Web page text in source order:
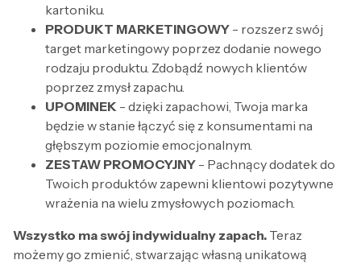
kartoniku.
PRODUKT MARKETINGOWY - rozszerz swój
target marketingowy poprzez dodanie nowego
rodzaju produktu. Zdobądź nowych klientów
poprzez zmysł zapachu.
UPOMINEK - dzięki zapachowi, Twoja marka
będzie w stanie łączyć się z konsumentami na
głębszym poziomie emocjonalnym.
ZESTAW PROMOCYJNY - Pachnący dodatek do
Twoich produktów zapewni klientowi pozytywne
wrażenia na wielu zmysłowych poziomach.
Wszystko ma swój indywidualny zapach. Teraz
możemy go zmienić, stwarzając własną unikatową